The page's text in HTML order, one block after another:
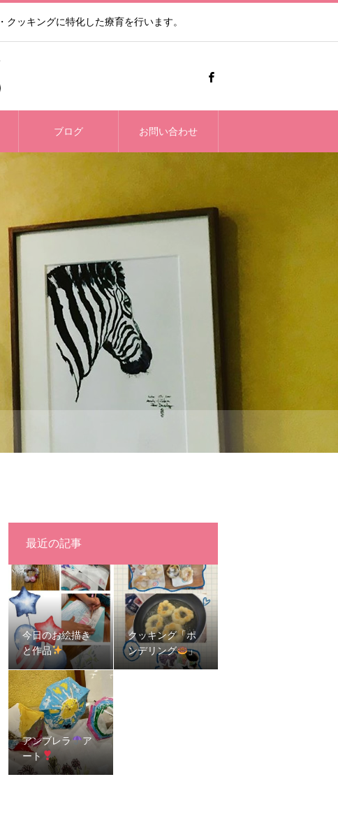
ッキングに特化した療育を行います。
ブログ お問い合わせ
最近の記事
今日のお絵描き
と作品
クッキング「ポ
ンデリング
」
アンブレラ
ア
ート